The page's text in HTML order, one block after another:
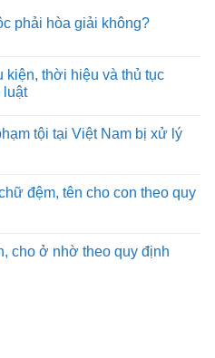
phải hòa giải không?
kiện, thời hiệu và thủ tục
luật
tội tại Việt Nam bị xử lý
đệm, tên cho con theo quy
cho ở nhờ theo quy định